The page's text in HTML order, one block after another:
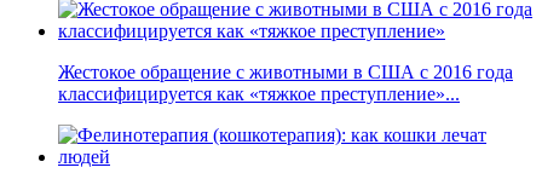
Жестокое обращение с животными в США с 2016 года
классифицируется как «тяжкое преступление»...